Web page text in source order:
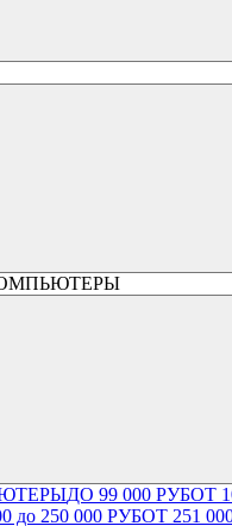
ДО 99 000 РУБОТ
до 250 000 РУБОТ 251